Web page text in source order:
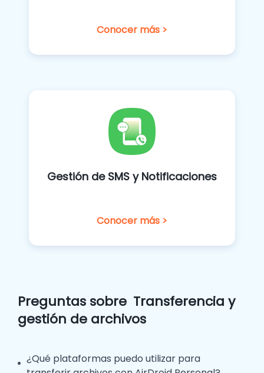
Conocer más >
Gestión de SMS y Notificaciones
Conocer más >
Preguntas sobre Transferencia y
gestión de archivos
¿Qué plataformas puedo utilizar para